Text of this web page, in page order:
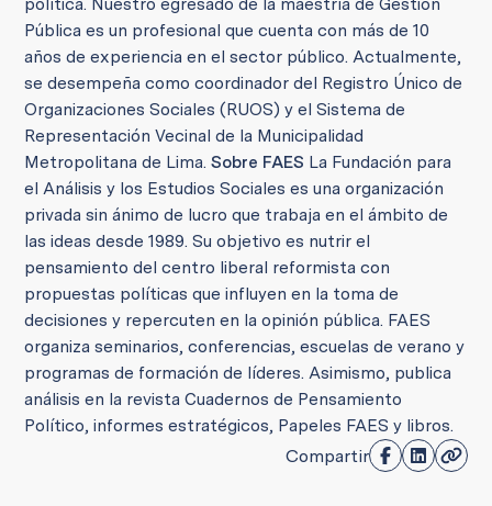
Pública es un profesional que cuenta con más de 10
años de experiencia en el sector público. Actualmente,
se desempeña como coordinador del Registro Único de
Organizaciones Sociales (RUOS) y el Sistema de
Representación Vecinal de la Municipalidad
Metropolitana de Lima.Sobre FAES La Fundación para
el Análisis y los Estudios Sociales es una organización
privada sin ánimo de lucro que trabaja en el ámbito de
las ideas desde 1989. Su objetivo es nutrir el
pensamiento del centro liberal reformista con
propuestas políticas que influyen en la toma de
decisiones y repercuten en la opinión pública. FAES
organiza seminarios, conferencias, escuelas de verano y
programas de formación de líderes. Asimismo, publica
análisis en la revista Cuadernos de Pensamiento
Político, informes estratégicos, Papeles FAES y libros.
Compartir